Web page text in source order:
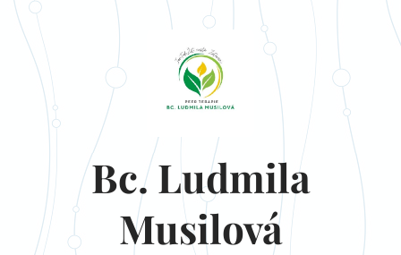
Bc. Ludmila
Musilová